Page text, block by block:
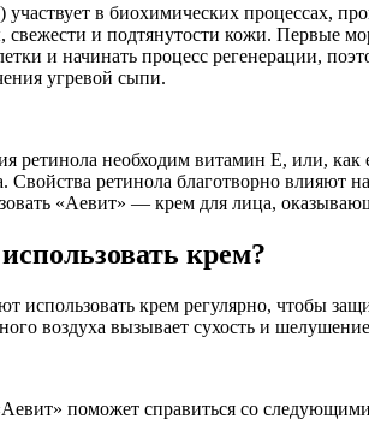
в биохимических процессах,
свежести и подтянутости кожи. Первые
и начинать процесс регенерации,
угревой сыпи.
ретинола необходим витамин E, или, как
Свойства ретинола благотворно
«Аевит» — крем для лица,
крем?
использовать крем регулярно, чтобы
воздуха вызывает сухость и
поможет справиться со